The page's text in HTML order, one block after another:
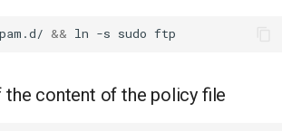
&& ln -s sudo
the content of the policy file